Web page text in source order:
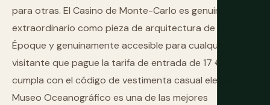
para otras. El Casino de Monte-Carlo es genuinamente
extraordinario como pieza de arquitectura de la Belle
Époque y genuinamente accesible para cualquier
visitante que pague la tarifa de entrada de 17 € y
cumpla con el código de vestimenta casual elegante. El
Museo Oceanográfico es una de las mejores